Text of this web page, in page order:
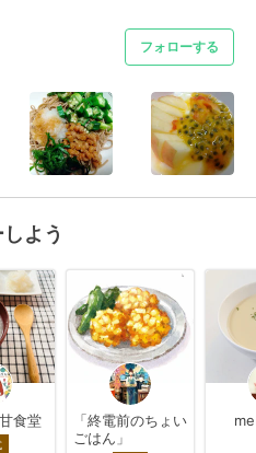
フォローする
よう
食堂
「終電前のちょい
ごはん」